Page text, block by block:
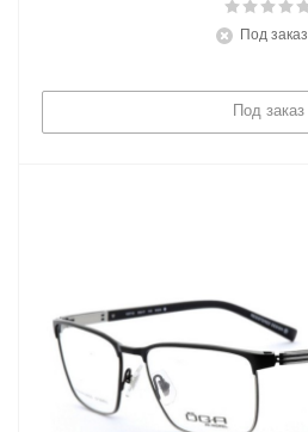
Под заказ
Под заказ